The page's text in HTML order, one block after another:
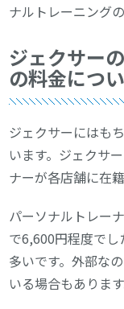
ナルトレーニング
ジェクサー
の料金につ
ジェクサーにはも
います。ジェクサ
ナーが各店舗に在
パーソナルトレー
で6,600円程度で
多いです。外部な
いる場合もあります